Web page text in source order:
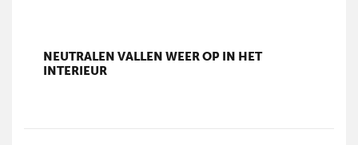
NEUTRALEN VALLEN WEER OP IN HET
INTERIEUR